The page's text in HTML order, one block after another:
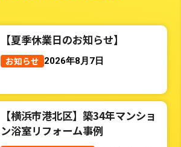
【夏季休業日のお知らせ】
お知らせ 2026年8月7日
【横浜市港北区】築34年マンショ
ン浴室リフォーム事例